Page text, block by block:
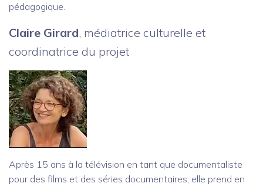
pédagogique.
Claire Girard, médiatrice culturelle et
coordinatrice du projet
Après 15 ans à la télévision en tant que documentaliste
pour des films et des séries documentaires, elle prend en